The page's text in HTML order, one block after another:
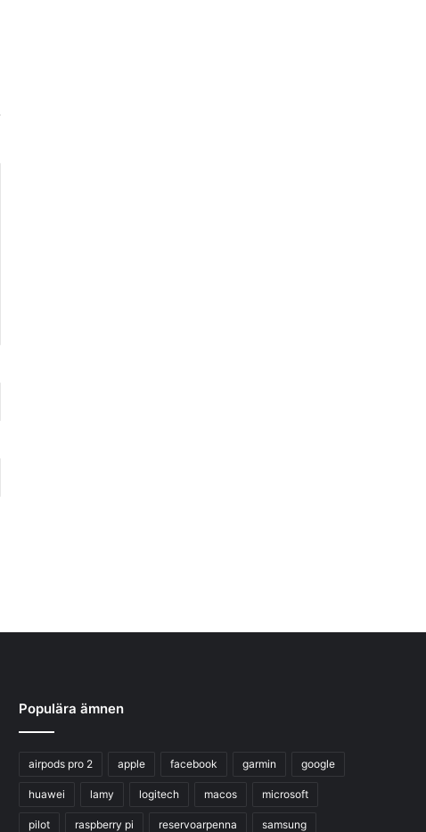
Populära ämnen
airpods pro 2 apple facebook garmin google
huawei lamy logitech macos microsoft
pilot raspberry pi reservoarpenna samsung